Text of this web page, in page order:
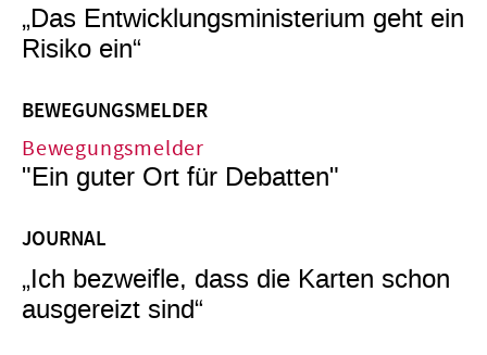
„Das Entwicklungsministerium geht ein
Risiko ein“
BEWEGUNGSMELDER
Bewegungsmelder
"Ein guter Ort für Debatten"
JOURNAL
„Ich bezweifle, dass die Karten schon
ausgereizt sind“